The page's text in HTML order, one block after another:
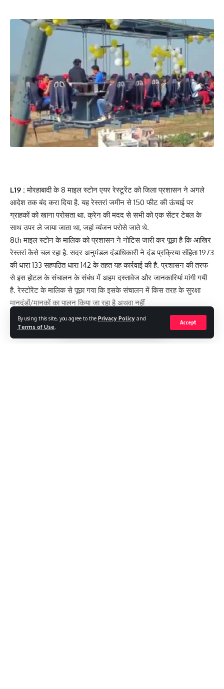
By using this site, you agree to the Privacy Policy and
Terms of Use
Accept
L19 : मोरहाबादी के 8 माइल स्टोन एयर रेस्टूरेंट को जिला प्रशासन ने अगले
आदेश तक बंद करा दिया है. यह रेस्तरां जमीन से 150 फीट की ऊंचाई पर
ग्राहकों को खाना परोसता था. क्रेन की मदद से सभी को एक सेंटर टेबल के
साथ उपर ले जाया जाता था, जहां व्यंजन परोसे जाते थे.
8th माइल स्टोन के मालिक को प्रशासन ने नोटिस जारी कर पूछा है कि आखिर
रेस्तरां कैसे चल रहा है. सदर अनुमंडल दंडाधिकारी ने दंड प्रक्रिया संहिता 1973
की धारा 133 सहपठित धारा 142 के तहत यह कार्रवाई की है. प्रशासन की तरफ
से इस होटल के संचालन के संबंध में अहम दस्तावेज और जानकारियां मांगी गयी
है. रेस्टोरेंट के मालिक से पूछा गया कि इसके संचालन में किस तरह के सुरक्षा
मानदंडों/मानकों का पालन किया जा रहा है अथवा नहीं